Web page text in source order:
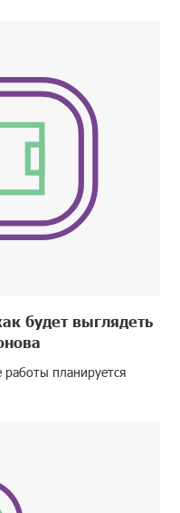
будет выглядеть
планируется